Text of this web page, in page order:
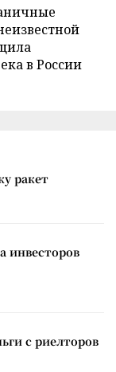
в России
ракет
инвесторов
с риелторов